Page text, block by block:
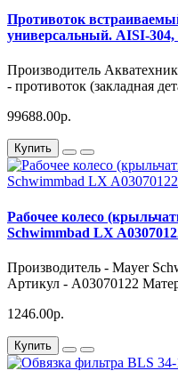
Противоток
универсальный. AISI-
Производитель
- противоток (закладная
99688.00р.
Купить
Рабочее колесо
Schwimmbad LX
Производитель - Mayer
Артикул - A03070122
1246.00р.
Купить